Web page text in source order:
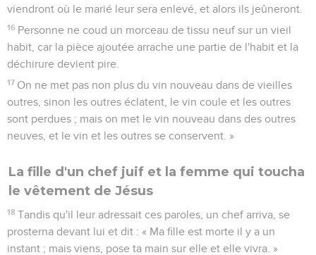
viendront où le marié leur sera enlevé, et alors ils jeûneront.
16 Personne ne coud un morceau de tissu neuf sur un vieil
habit, car la pièce ajoutée arrache une partie de l'habit et la
déchirure devient pire.
17 On ne met pas non plus du vin nouveau dans de vieilles
outres, sinon les outres éclatent, le vin coule et les outres
sont perdues ; mais on met le vin nouveau dans des outres
neuves, et le vin et les outres se conservent. »
La fille d'un chef juif et la femme qui toucha
le vêtement de Jésus
18 Tandis qu'il leur adressait ces paroles, un chef arriva, se
prosterna devant lui et dit : « Ma fille est morte il y a un
instant ; mais viens, pose ta main sur elle et elle vivra. »